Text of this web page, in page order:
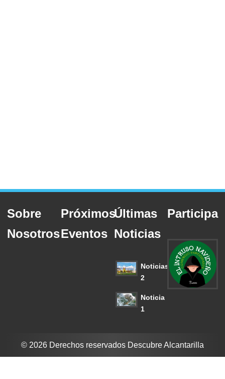
Sobre
Nosotros
Próximos
Eventos
Últimas
Noticias
Noticias
2
Noticia
1
Participa
© 2026 Derechos reservados Descubre Alcantarilla